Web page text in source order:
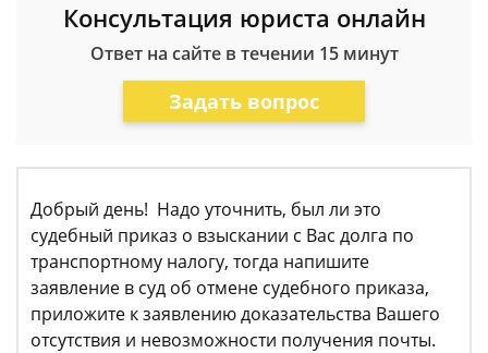
Консультация юриста онлайн
Ответ на сайте в течении 15 минут
Задать вопрос
Добрый день! Надо уточнить, был ли это
судебный приказ о взыскании с Вас долга по
транспортному налогу, тогда напишите
заявление в суд об отмене судебного приказа,
приложите к заявлению доказательства Вашего
отсутствия и невозможности получения почты.